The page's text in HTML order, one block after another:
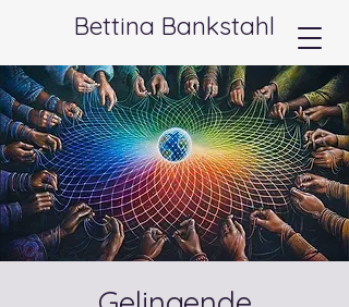
Bettina Bankstahl